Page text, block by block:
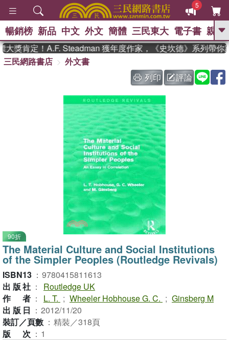
5
GO
、 如果歷史是一群喵 、 暑期
國際布克獎 臺灣漫遊錄 、 方
念華 、 台灣的李登輝時代
孩：黎曼猜想 、 偉大的迷走神經
暢銷榜 新品 中文 外文 簡體 三民東大 電子書 親子
獎肯定！A.F. Steadman 獲年度作家，《史坎德》系列帶你
三民網路書店
外文書
列印
評論
90折
The Material Culture and Social Institutions
of the Simpler Peoples (Routledge Revivals)
ISBN13 ： 9780415811613
出版社 ：
Routledge UK
作者 ： L. T. ; Wheeler Hobhouse G. C. ; Ginsberg M
出版日 ： 2012/11/20
裝訂／頁數 ： 精裝／318頁
版次 ： 1